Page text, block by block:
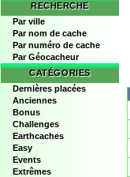
RECHERCHE
Par ville
Par nom de cache
Par numéro de cache
Par Géocacheur
CATÉGORIES
Dernières placées
Anciennes
Bonus
Challenges
Earthcaches
Easy
Events
Extrêmes